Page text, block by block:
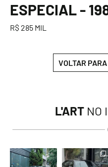
ESPECIAL -
R$ 285 MIL
VOLTAR
L'ART NO
lart.br
Ago 6
lart.br
Ago 6